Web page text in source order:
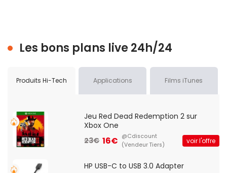
Les bons plans live 24h/24
Produits Hi-Tech Applications Films iTunes
Jeu Red Dead Redemption 2 sur
Xbox One
23€ 16€ @Cdiscount
(Vendeur Tiers)
voir l'offre
HP USB-C to USB 3.0 Adapter